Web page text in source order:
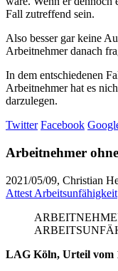
Fall zutreffend sein.
Also besser gar keine
Arbeitnehmer danach
In dem entschiedenen
Arbeitnehmer hat es
darzulegen.
Twitter Facebook
Arbeitnehmer
2021/05/09, Christian
Attest Arbeitsunfähigkeit
LAG Köln, Urteil vom